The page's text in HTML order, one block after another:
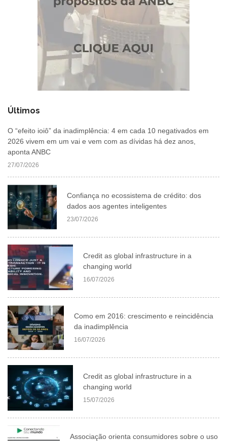
Últimos
O “efeito ioiô” da inadimplência: 4 em cada 10 negativados em
2026 vivem em um vai e vem com as dívidas há dez anos,
aponta ANBC
27/07/2026
Confiança no ecossistema de crédito: dos
dados aos agentes inteligentes
23/07/2026
Credit as global infrastructure in a
changing world
16/07/2026
Como em 2016: crescimento e reincidência
da inadimplência
16/07/2026
Credit as global infrastructure in a
changing world
15/07/2026
Associação orienta consumidores sobre o uso